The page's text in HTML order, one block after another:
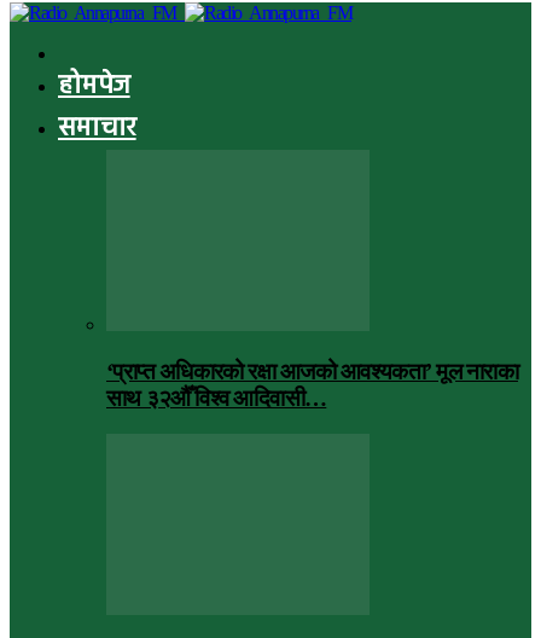
होमपेज
समाचार
‘प्राप्त अधिकारको रक्षा आजको आवश्यकता’ मूल नाराका
साथ ३२औँ विश्व आदिवासी…